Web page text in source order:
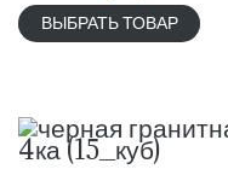
ВЫБРАТЬ ТОВАР